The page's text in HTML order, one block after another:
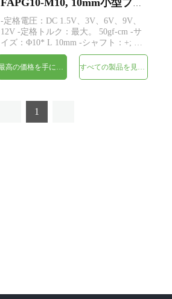
-定格電圧：DC 1.5V、3V、6V、9V、
12V -定格トルク：最大。 50gf-cm -サ
イズ：Φ10* L 10mm -シャフト：+; D
カット; ピニオン -エンコーダー：磁
気エンコーダー -MOQ：500個
1